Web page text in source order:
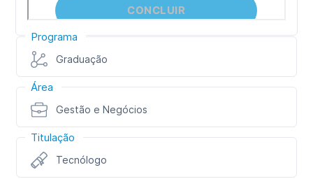
Programa
Graduação
Área
Gestão e Negócios
Titulação
Tecnólogo